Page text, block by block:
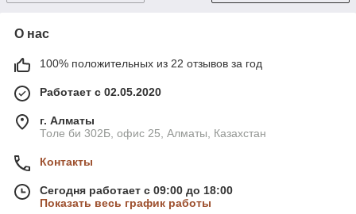
О нас
100% положительных из 22 отзывов за год
Работает с 02.05.2020
г. Алматы
Толе би 302Б, офис 25, Алматы, Казахстан
Контакты
Сегодня работает с 09:00 до 18:00
Показать весь график работы